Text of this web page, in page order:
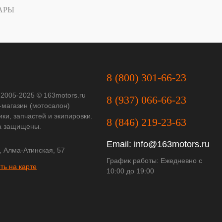
2025 © 163motors.ru
(мотосалон)
запчастей и экипировки.
защищены.
Алма-Атинская, 57
на карте
8 (800) 301-66-23
8 (937) 066-66-23
8 (846) 219-23-63
Email: info@163motors.ru
График работы: Ежедневно с
10:00 до 19:00